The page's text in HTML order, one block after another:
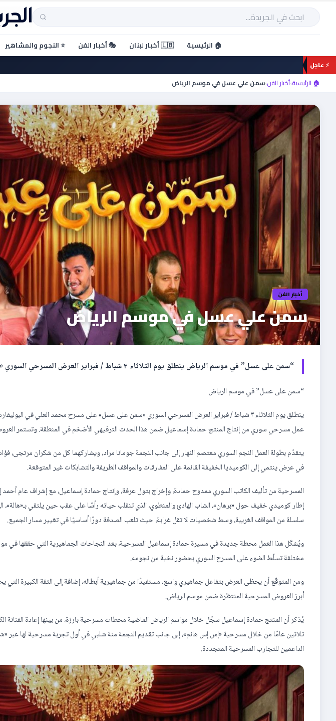
تخطي
المحتوى
بحث
🏠 الرئيسية 🇱🇧 أخبار لبنان 🎭 أخبار الفن ⭐ النجوم والمشاهير
⚡ عاجل
🏠 الرئيسية›أخبار الفن›سمن علي عسل في موسم الرياض
أخبار الفن
سمن علي عسل في موسم الرياض
“سمن على عسل” في موسم الرياض ينطلق يوم الثلاثاء ٣ شباط / فبراير العرض المسرحي السوري «سمن على عسل» على […]
“سمن على عسل” في موسم الرياض
ينطلق يوم الثلاثاء ٣ شباط / فبراير العرض المسرحي السوري «سمن على عسل» على مسرح محمد العلي في
عمل مسرحي سوري من إنتاج المنتج حمادة إسماعيل ضمن هذا الحدث الترفيهي الأضخم في المنطقة. وتستمر العروض حتى يوم
يتقدّم بطولة العمل النجم السوري معتصم النهار إلى جانب النجمة جومانا مراد، ويشاركهما كل من شكران مرتجى،
في عرض ينتمي إلى الكوميديا الخفيفة القائمة على المفارقات والمواقف الطريفة والتشابكات غير المتوقعة.
المسرحية من تأليف الكاتب السوري ممدوح حمادة، وإخراج بتول عرفة، وإنتاج حمادة إسماعيل، مع إشراف عام
إطار كوميدي خفيف حول «برهان»، الشاب الهادئ والمنطوي، الذي تنقلب حياته رأسًا على عقب حين يلتقي بـ«هالة»،
سلسلة من المواقف الغريبة، وسط شخصيات لا تقل غرابة، حيث تلعب الصدفة دورًا أساسيًا في تغيير مسار الجميع.
ويُشكّل هذا العمل محطة جديدة في مسيرة حمادة إسماعيل المسرحية، بعد النجاحات الجماهيرية التي حققها في
مختلفة تسلّط الضوء على المسرح السوري بحضور نخبة من نجومه.
ومن المتوقّع أن يحظى العرض بتفاعل جماهيري واسع، مستفيدًا من جماهيرية أبطاله، إضافة إلى الثقة الكبيرة التي
أبرز العروض المسرحية المنتظرة ضمن موسم الرياض.
يُذكر أن المنتج حمادة إسماعيل سجّل خلال مواسم الرياض الماضية محطات مسرحية بارزة، من بينها إعادة الفنانة
ثلاثين عامًا من خلال مسرحية «إس إس هانم»، إلى جانب تقديم النجمة منة شلبي في أول تجربة مسرحية لها عبر
الداعمين للتجارب المسرحية المتجددة.